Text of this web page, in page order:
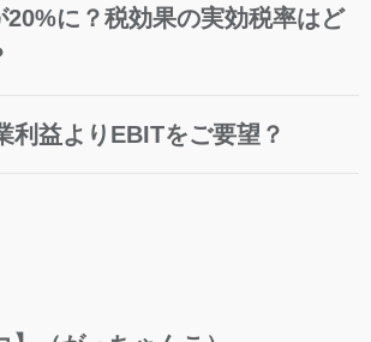
20%に？税効果の実効税率はど
利益よりEBITをご要望？